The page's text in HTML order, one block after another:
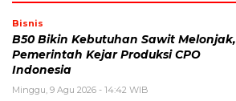
Bisnis
B50 Bikin Kebutuhan Sawit Melonjak,
Pemerintah Kejar Produksi CPO
Indonesia
Minggu, 9 Agu 2026 - 14:42 WIB